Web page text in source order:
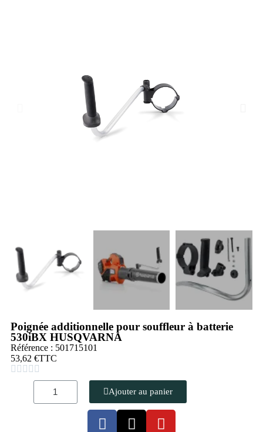
Poignée additionnelle pour souffleur à batterie
530iBX HUSQVARNA
Référence : 501715101
53,62 €TTC
    
Ajouter au panier